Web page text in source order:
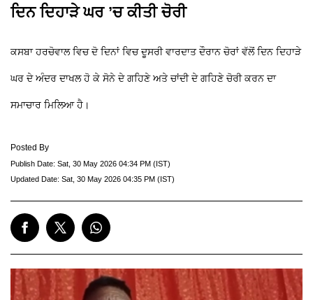
ਦਿਨ ਦਿਹਾੜੇ ਘਰ ’ਚ ਕੀਤੀ ਚੋਰੀ
ਕਸਬਾ ਹਰਚੋਵਾਲ ਵਿਚ ਦੋ ਦਿਨਾਂ ਵਿਚ ਦੂਸਰੀ ਵਾਰਦਾਤ ਦੌਰਾਨ ਚੋਰਾਂ ਵੱਲੋਂ ਦਿਨ ਦਿਹਾੜੇ
ਘਰ ਦੇ ਅੰਦਰ ਦਾਖਲ ਹੋ ਕੇ ਸੋਨੇ ਦੇ ਗਹਿਣੇ ਅਤੇ ਚਾਂਦੀ ਦੇ ਗਹਿਣੇ ਚੋਰੀ ਕਰਨ ਦਾ
ਸਮਾਚਾਰ ਮਿਲਿਆ ਹੈ।
Posted By
Publish Date: Sat, 30 May 2026 04:34 PM (IST)
Updated Date: Sat, 30 May 2026 04:35 PM (IST)